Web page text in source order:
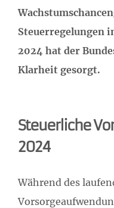
Steuerregelungen
2024 hat der
Klarheit gesorgt.
Steuerliche
2024
Während des